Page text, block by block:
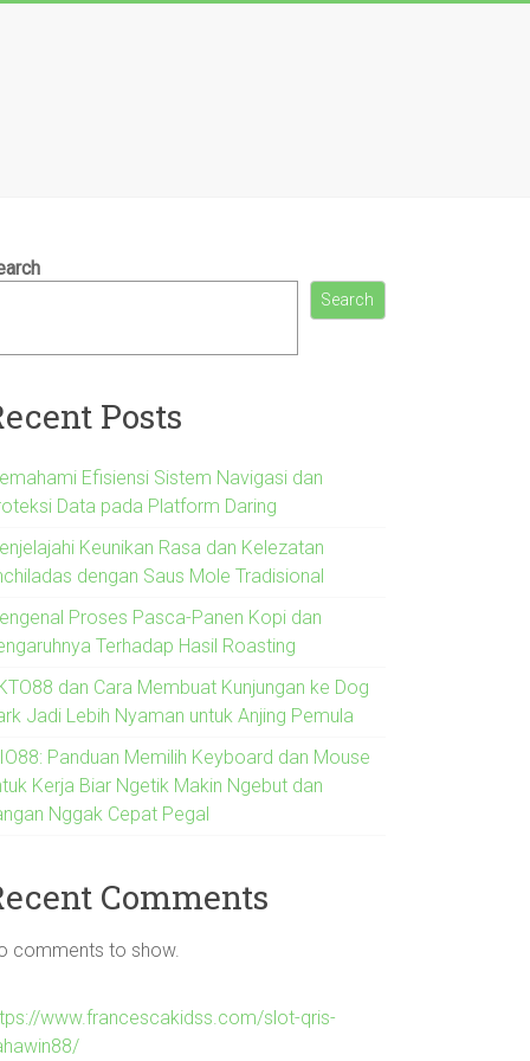
Search
Posts
Efisiensi Sistem Navigasi dan
Data pada Platform Daring
Keunikan Rasa dan Kelezatan
dengan Saus Mole Tradisional
Proses Pasca-Panen Kopi dan
Terhadap Hasil Roasting
dan Cara Membuat Kunjungan ke Dog
Jadi Lebih Nyaman untuk Anjing Pemula
Panduan Memilih Keyboard dan Mouse
Kerja Biar Ngetik Makin Ngebut dan
Nggak Cepat Pegal
Comments
comments to show.
www.francescakidss.com/slot-qris-